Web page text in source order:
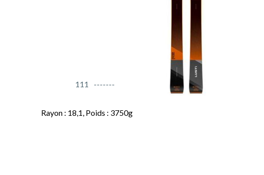
111
Rayon : 18,1, Poids : 3750g